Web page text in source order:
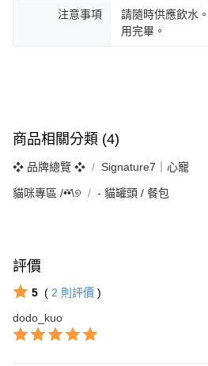
注意事項
請隨時供應飲水
用完畢。
商品相關分類 (4)
❖ 品牌總覽 ❖ Signature7｜心寵
貓咪專區 /•᷅‎‎•᷄\୭ ‐ 貓罐頭 / 餐包
評價
5 ( 2 則評價 )
dodo_kuo